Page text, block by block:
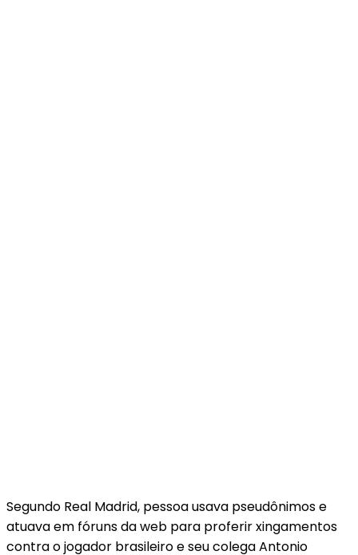
Segundo Real Madrid, pessoa usava pseudônimos e
atuava em fóruns da web para proferir xingamentos
contra o jogador brasileiro e seu colega Antonio